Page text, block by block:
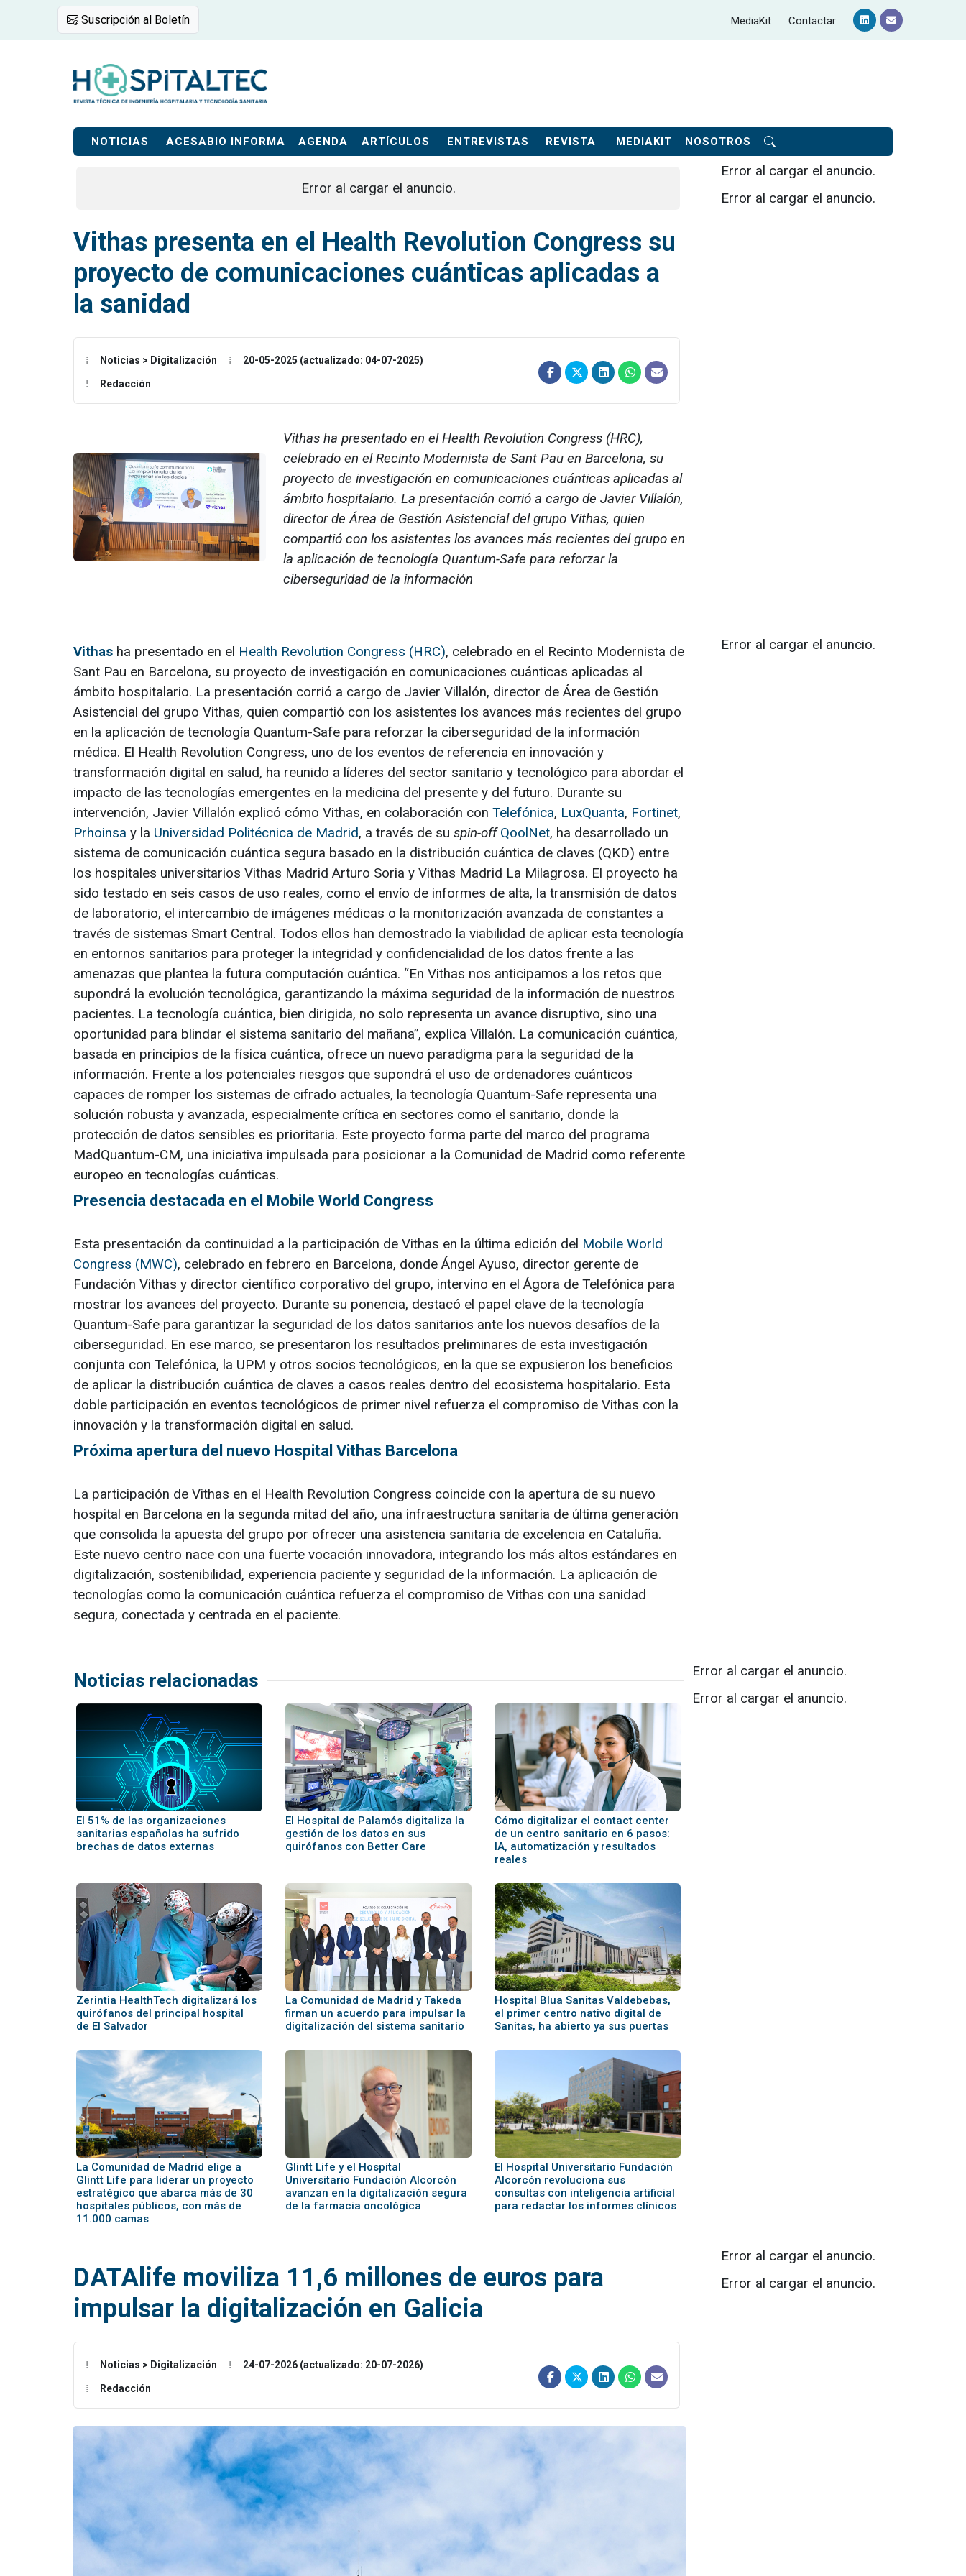
Suscripción al Boletín MediaKit Contactar
NOTICIAS ACESABIO INFORMA AGENDA ARTÍCULOS ENTREVISTAS REVISTA MEDIAKIT NOSOTROS
Error al cargar el anuncio.
Vithas presenta en el Health Revolution Congress su
proyecto de comunicaciones cuánticas aplicadas a
la sanidad
Noticias > Digitalización 20-05-2025 (actualizado: 04-07-2025)
Redacción
Vithas ha presentado en el Health Revolution Congress (HRC),
celebrado en el Recinto Modernista de Sant Pau en Barcelona, su
proyecto de investigación en comunicaciones cuánticas aplicadas al
ámbito hospitalario. La presentación corrió a cargo de Javier Villalón,
director de Área de Gestión Asistencial del grupo Vithas, quien
compartió con los asistentes los avances más recientes del grupo en
la aplicación de tecnología Quantum-Safe para reforzar la
ciberseguridad de la información
Error al cargar el anuncio.
Error al cargar el anuncio.
Vithas ha presentado en el Health Revolution Congress (HRC), celebrado en el Recinto Modernista de
Sant Pau en Barcelona, su proyecto de investigación en comunicaciones cuánticas aplicadas al
ámbito hospitalario. La presentación corrió a cargo de Javier Villalón, director de Área de Gestión
Asistencial del grupo Vithas, quien compartió con los asistentes los avances más recientes del grupo
en la aplicación de tecnología Quantum-Safe para reforzar la ciberseguridad de la información
médica. El Health Revolution Congress, uno de los eventos de referencia en innovación y
transformación digital en salud, ha reunido a líderes del sector sanitario y tecnológico para abordar el
impacto de las tecnologías emergentes en la medicina del presente y del futuro. Durante su
intervención, Javier Villalón explicó cómo Vithas, en colaboración con Telefónica, LuxQuanta, Fortinet,
Prhoinsa y la Universidad Politécnica de Madrid, a través de su spin-off QoolNet, ha desarrollado un
sistema de comunicación cuántica segura basado en la distribución cuántica de claves (QKD) entre
los hospitales universitarios Vithas Madrid Arturo Soria y Vithas Madrid La Milagrosa. El proyecto ha
sido testado en seis casos de uso reales, como el envío de informes de alta, la transmisión de datos
de laboratorio, el intercambio de imágenes médicas o la monitorización avanzada de constantes a
través de sistemas Smart Central. Todos ellos han demostrado la viabilidad de aplicar esta tecnología
en entornos sanitarios para proteger la integridad y confidencialidad de los datos frente a las
amenazas que plantea la futura computación cuántica. “En Vithas nos anticipamos a los retos que
supondrá la evolución tecnológica, garantizando la máxima seguridad de la información de nuestros
pacientes. La tecnología cuántica, bien dirigida, no solo representa un avance disruptivo, sino una
oportunidad para blindar el sistema sanitario del mañana”, explica Villalón. La comunicación cuántica,
basada en principios de la física cuántica, ofrece un nuevo paradigma para la seguridad de la
información. Frente a los potenciales riesgos que supondrá el uso de ordenadores cuánticos
capaces de romper los sistemas de cifrado actuales, la tecnología Quantum-Safe representa una
solución robusta y avanzada, especialmente crítica en sectores como el sanitario, donde la
protección de datos sensibles es prioritaria. Este proyecto forma parte del marco del programa
MadQuantum-CM, una iniciativa impulsada para posicionar a la Comunidad de Madrid como referente
europeo en tecnologías cuánticas.
Presencia destacada en el Mobile World Congress
Esta presentación da continuidad a la participación de Vithas en la última edición del Mobile World
Congress (MWC), celebrado en febrero en Barcelona, donde Ángel Ayuso, director gerente de
Fundación Vithas y director científico corporativo del grupo, intervino en el Ágora de Telefónica para
mostrar los avances del proyecto. Durante su ponencia, destacó el papel clave de la tecnología
Quantum-Safe para garantizar la seguridad de los datos sanitarios ante los nuevos desafíos de la
ciberseguridad. En ese marco, se presentaron los resultados preliminares de esta investigación
conjunta con Telefónica, la UPM y otros socios tecnológicos, en la que se expusieron los beneficios
de aplicar la distribución cuántica de claves a casos reales dentro del ecosistema hospitalario. Esta
doble participación en eventos tecnológicos de primer nivel refuerza el compromiso de Vithas con la
innovación y la transformación digital en salud.
Próxima apertura del nuevo Hospital Vithas Barcelona
La participación de Vithas en el Health Revolution Congress coincide con la apertura de su nuevo
hospital en Barcelona en la segunda mitad del año, una infraestructura sanitaria de última generación
que consolida la apuesta del grupo por ofrecer una asistencia sanitaria de excelencia en Cataluña.
Este nuevo centro nace con una fuerte vocación innovadora, integrando los más altos estándares en
digitalización, sostenibilidad, experiencia paciente y seguridad de la información. La aplicación de
tecnologías como la comunicación cuántica refuerza el compromiso de Vithas con una sanidad
segura, conectada y centrada en el paciente.
Error al cargar el anuncio.
Noticias relacionadas
El 51% de las organizaciones
sanitarias españolas ha sufrido
brechas de datos externas
El Hospital de Palamós digitaliza la
gestión de los datos en sus
quirófanos con Better Care
Cómo digitalizar el contact center
de un centro sanitario en 6 pasos:
IA, automatización y resultados
reales
Zerintia HealthTech digitalizará los
quirófanos del principal hospital
de El Salvador
La Comunidad de Madrid y Takeda
firman un acuerdo para impulsar la
digitalización del sistema sanitario
Hospital Blua Sanitas Valdebebas,
el primer centro nativo digital de
Sanitas, ha abierto ya sus puertas
La Comunidad de Madrid elige a
Glintt Life para liderar un proyecto
estratégico que abarca más de 30
hospitales públicos, con más de
11.000 camas
Glintt Life y el Hospital
Universitario Fundación Alcorcón
avanzan en la digitalización segura
de la farmacia oncológica
El Hospital Universitario Fundación
Alcorcón revoluciona sus
consultas con inteligencia artificial
para redactar los informes clínicos
Error al cargar el anuncio.
Error al cargar el anuncio.
DATAlife moviliza 11,6 millones de euros para
impulsar la digitalización en Galicia
Noticias > Digitalización 24-07-2026 (actualizado: 20-07-2026)
Redacción
Error al cargar el anuncio.
Error al cargar el anuncio.